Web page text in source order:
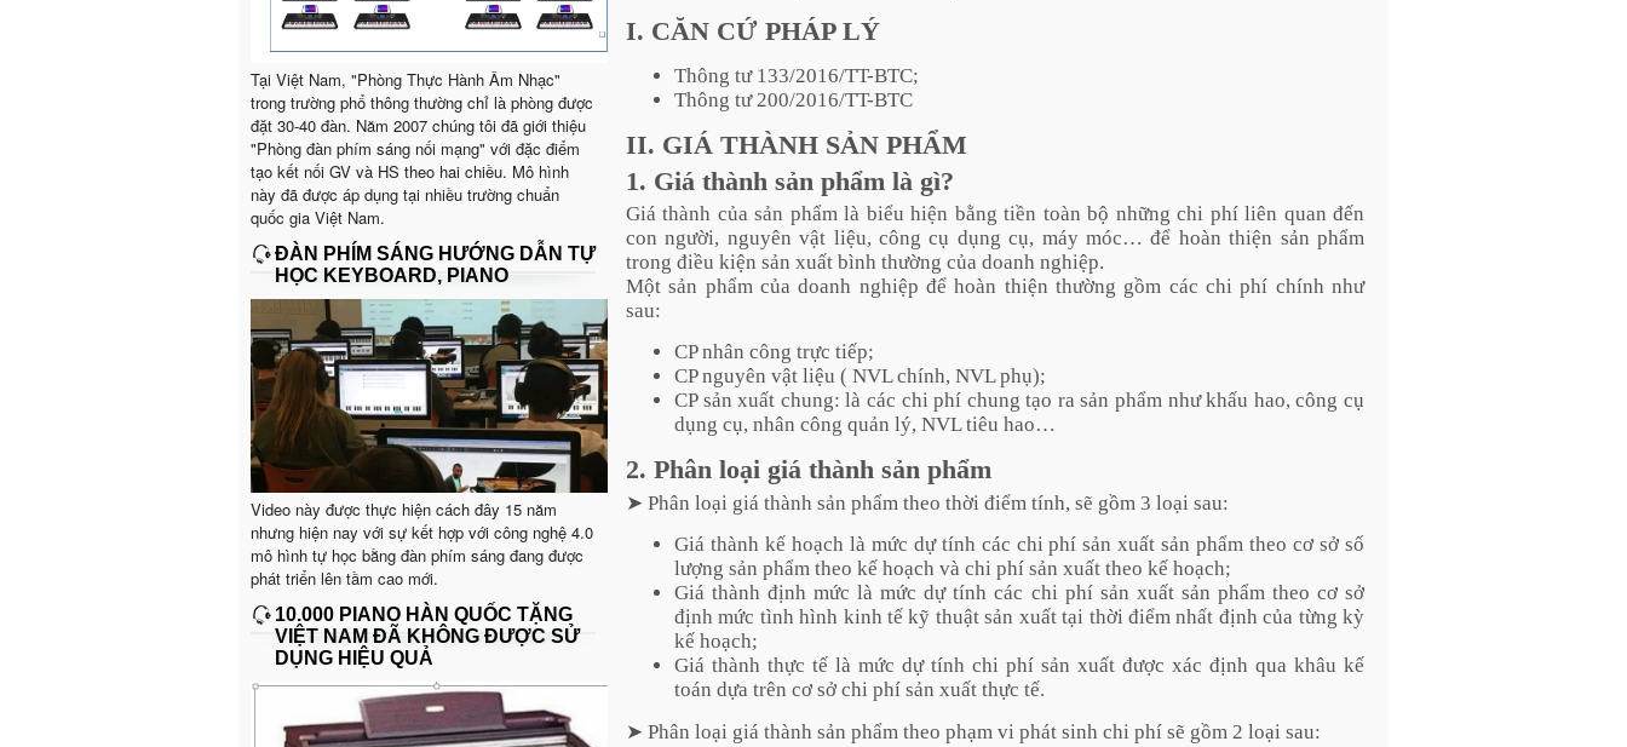
Tại Việt Nam, "Phòng Thực Hành Âm Nhạc"
trong trường phổ thông thường chỉ là phòng được
đặt 30-40 đàn. Năm 2007 chúng tôi đã giới thiệu
"Phòng đàn phím sáng nối mạng" với đặc điểm
tạo kết nối GV và HS theo hai chiều. Mô hình
này đã được áp dụng tại nhiều trường chuẩn
quốc gia Việt Nam.
ĐÀN PHÍM SÁNG HƯỚNG DẪN TỰ
HỌC KEYBOARD, PIANO
Video này được thực hiện cách đây 15 năm
nhưng hiện nay với sự kết hợp với công nghệ 4.0
mô hình tự học bằng đàn phím sáng đang được
phát triển lên tầm cao mới.
10.000 PIANO HÀN QUỐC TẶNG
VIỆT NAM ĐÃ KHÔNG ĐƯỢC SỬ
DỤNG HIỆU QUẢ
I. CĂN CỨ PHÁP LÝ
Thông tư 133/2016/TT-BTC;
Thông tư 200/2016/TT-BTC
II. GIÁ THÀNH SẢN PHẨM
1. Giá thành sản phẩm là gì?
Giá thành của sản phẩm là biểu hiện bằng tiền toàn bộ những chi phí liên quan đến
con người, nguyên vật liệu, công cụ dụng cụ, máy móc… để hoàn thiện sản phẩm
trong điều kiện sản xuất bình thường của doanh nghiệp.
Một sản phẩm của doanh nghiệp để hoàn thiện thường gồm các chi phí chính như
sau:
CP nhân công trực tiếp;
CP nguyên vật liệu ( NVL chính, NVL phụ);
CP sản xuất chung: là các chi phí chung tạo ra sản phẩm như khấu hao, công cụ
dụng cụ, nhân công quản lý, NVL tiêu hao…
2. Phân loại giá thành sản phẩm
➤ Phân loại giá thành sản phẩm theo thời điểm tính, sẽ gồm 3 loại sau:
Giá thành kế hoạch là mức dự tính các chi phí sản xuất sản phẩm theo cơ sở số
lượng sản phẩm theo kế hoạch và chi phí sản xuất theo kế hoạch;
Giá thành định mức là mức dự tính các chi phí sản xuất sản phẩm theo cơ sở
định mức tình hình kinh tế kỹ thuật sản xuất tại thời điểm nhất định của từng kỳ
kế hoạch;
Giá thành thực tế là mức dự tính chi phí sản xuất được xác định qua khâu kế
toán dựa trên cơ sở chi phí sản xuất thực tế.
➤ Phân loại giá thành sản phẩm theo phạm vi phát sinh chi phí sẽ gồm 2 loại sau: